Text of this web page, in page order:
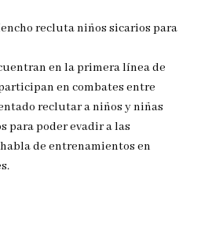
recluta niños sicarios para
en la primera línea de
en combates entre
reclutar a niños y niñas
para poder evadir a las
de entrenamientos en